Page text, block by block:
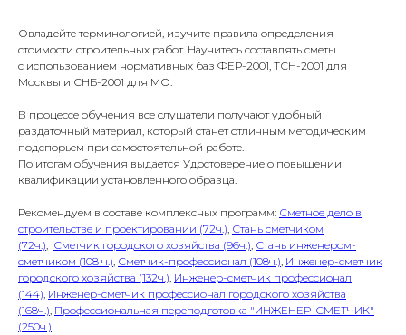
Овладейте терминологией, изучите правила определения
стоимости строительных работ. Научитесь составлять сметы
с использованием нормативных баз ФЕР-2001, ТСН-2001 для
Москвы и СНБ-2001 для МО.
В процессе обучения все слушатели получают удобный
раздаточный материал, который станет отличным методическим
подспорьем при самостоятельной работе.
По итогам обучения выдается Удостоверение о повышении
квалификации установленного образца.
Рекомендуем в составе комплексных программ: Сметное дело в
строительстве и проектировании (72ч.), Стань сметчиком
(72ч.), Сметчик городского хозяйства (96ч.), Стань инженером-
сметчиком (108 ч.), Сметчик-профессионал (108ч.), Инженер-сметчик
городского хозяйства (132ч.), Инженер-сметчик профессионал
(144), Инженер-сметчик профессионал городского хозяйства
(168ч.), Профессиональная переподготовка "ИНЖЕНЕР-СМЕТЧИК"
(250ч.)